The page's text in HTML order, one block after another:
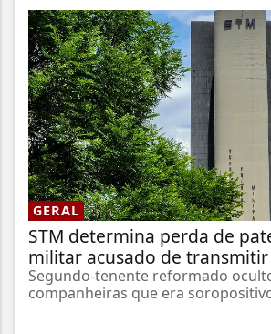
GERAL
STM determina perda de
militar acusado de
Segundo-tenente reformado
companheiras que era